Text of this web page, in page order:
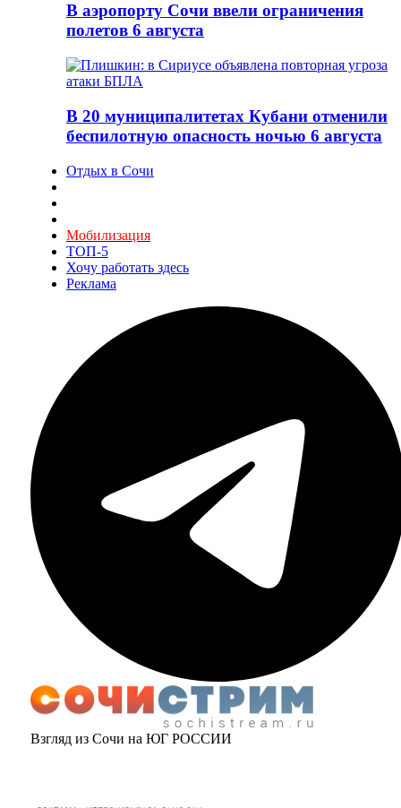
В аэропорту Сочи ввели ограничения
полетов 6 августа
В 20 муниципалитетах Кубани отменили
беспилотную опасность ночью 6 августа
Отдых в Сочи
Мобилизация
ТОП-5
Хочу работать здесь
Реклама
Взгляд из Сочи на ЮГ РОССИИ